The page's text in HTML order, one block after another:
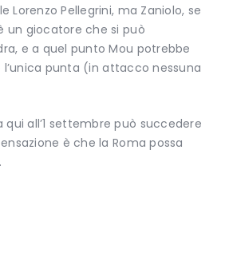
Lorenzo Pellegrini, ma Zaniolo, se
un giocatore che si può
e a quel punto Mou potrebbe
punta (in attacco nessuna
all’1 settembre può succedere
è che la Roma possa